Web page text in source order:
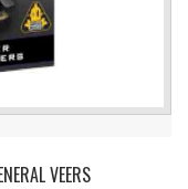
VEERS